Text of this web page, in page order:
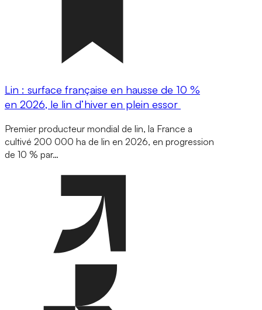
Lin : surface française en hausse de 10 %
en 2026, le lin d’hiver en plein essor
Premier producteur mondial de lin, la France a
cultivé 200 000 ha de lin en 2026, en progression
de 10 % par…